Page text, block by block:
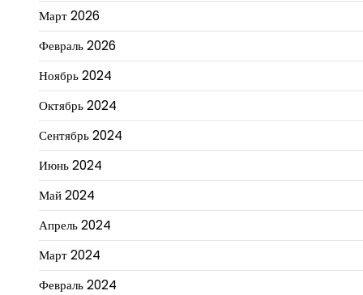
Март 2026
Февраль 2026
Ноябрь 2024
Октябрь 2024
Сентябрь 2024
Июнь 2024
Май 2024
Апрель 2024
Март 2024
Февраль 2024